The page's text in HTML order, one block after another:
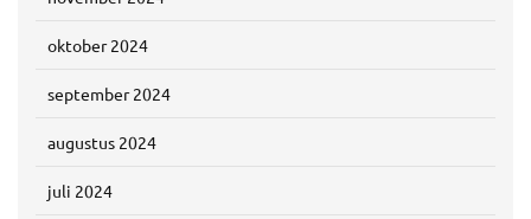
oktober 2024
september 2024
augustus 2024
juli 2024